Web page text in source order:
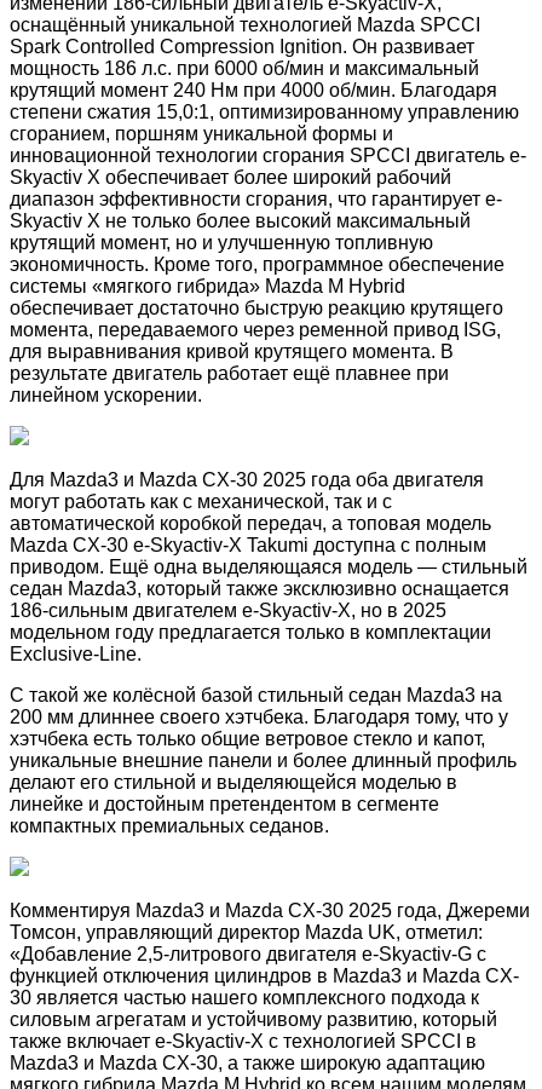
оснащённый уникальной технологией Mazda SPCCI
Spark Controlled Compression Ignition. Он развивает
мощность 186 л.с. при 6000 об/мин и максимальный
крутящий момент 240 Нм при 4000 об/мин. Благодаря
степени сжатия 15,0:1, оптимизированному управлению
сгоранием, поршням уникальной формы и
инновационной технологии сгорания SPCCI двигатель e-
Skyactiv X обеспечивает более широкий рабочий
диапазон эффективности сгорания, что гарантирует e-
Skyactiv X не только более высокий максимальный
крутящий момент, но и улучшенную топливную
экономичность. Кроме того, программное обеспечение
системы «мягкого гибрида» Mazda M Hybrid
обеспечивает достаточно быструю реакцию крутящего
момента, передаваемого через ременной привод ISG,
для выравнивания кривой крутящего момента. В
результате двигатель работает ещё плавнее при
линейном ускорении.
Для Mazda3 и Mazda CX-30 2025 года оба двигателя
могут работать как с механической, так и с
автоматической коробкой передач, а топовая модель
Mazda CX-30 e-Skyactiv-X Takumi доступна с полным
приводом. Ещё одна выделяющаяся модель — стильный
седан Mazda3, который также эксклюзивно оснащается
186-сильным двигателем e-Skyactiv-X, но в 2025
модельном году предлагается только в комплектации
Exclusive-Line.
С такой же колёсной базой стильный седан Mazda3 на
200 мм длиннее своего хэтчбека. Благодаря тому, что у
хэтчбека есть только общие ветровое стекло и капот,
уникальные внешние панели и более длинный профиль
делают его стильной и выделяющейся моделью в
линейке и достойным претендентом в сегменте
компактных премиальных седанов.
Комментируя Mazda3 и Mazda CX-30 2025 года, Джереми
Томсон, управляющий директор Mazda UK, отметил:
«Добавление 2,5-литрового двигателя e-Skyactiv-G с
функцией отключения цилиндров в Mazda3 и Mazda CX-
30 является частью нашего комплексного подхода к
силовым агрегатам и устойчивому развитию, который
также включает e-Skyactiv-X с технологией SPCCI в
Mazda3 и Mazda CX-30, а также широкую адаптацию